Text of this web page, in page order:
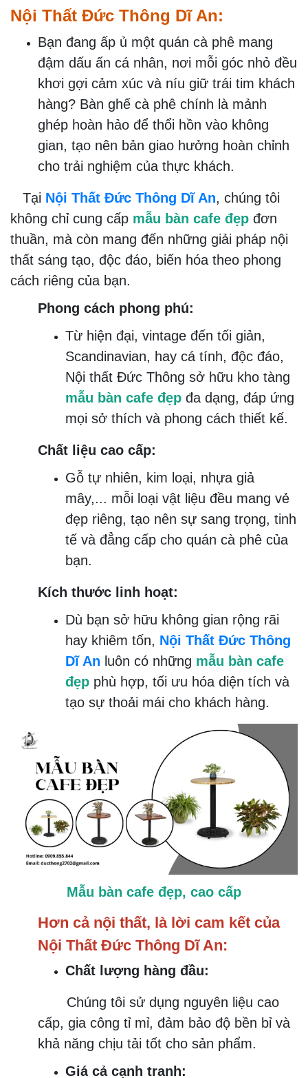
Nội Thất Đức Thông Dĩ An:
Bạn đang ấp ủ một quán cà phê mang
đậm dấu ấn cá nhân, nơi mỗi góc nhỏ đều
khơi gợi cảm xúc và níu giữ trái tim khách
hàng? Bàn ghế cà phê chính là mảnh
ghép hoàn hảo để thổi hồn vào không
gian, tạo nên bản giao hưởng hoàn chỉnh
cho trải nghiệm của thực khách.
Tại Nội Thất Đức Thông Dĩ An, chúng tôi
không chỉ cung cấp mẫu bàn cafe đẹp đơn
thuần, mà còn mang đến những giải pháp nội
thất sáng tạo, độc đáo, biến hóa theo phong
cách riêng của bạn.
Phong cách phong phú:
Từ hiện đại, vintage đến tối giản,
Scandinavian, hay cá tính, độc đáo,
Nội thất Đức Thông sở hữu kho tàng
mẫu bàn cafe đẹp đa dạng, đáp ứng
mọi sở thích và phong cách thiết kế.
Chất liệu cao cấp:
Gỗ tự nhiên, kim loại, nhựa giả
mây,... mỗi loại vật liệu đều mang vẻ
đẹp riêng, tạo nên sự sang trọng, tinh
tế và đẳng cấp cho quán cà phê của
bạn.
Kích thước linh hoạt:
Dù bạn sở hữu không gian rộng rãi
hay khiêm tốn, Nội Thất Đức Thông
Dĩ An luôn có những mẫu bàn cafe
đẹp phù hợp, tối ưu hóa diện tích và
tạo sự thoải mái cho khách hàng.
Mẫu bàn cafe đẹp, cao cấp
Hơn cả nội thất, là lời cam kết của
Nội Thất Đức Thông Dĩ An:
Chất lượng hàng đầu:
Chúng tôi sử dụng nguyên liệu cao
cấp, gia công tỉ mỉ, đảm bảo độ bền bỉ và
khả năng chịu tải tốt cho sản phẩm.
Giá cả cạnh tranh: